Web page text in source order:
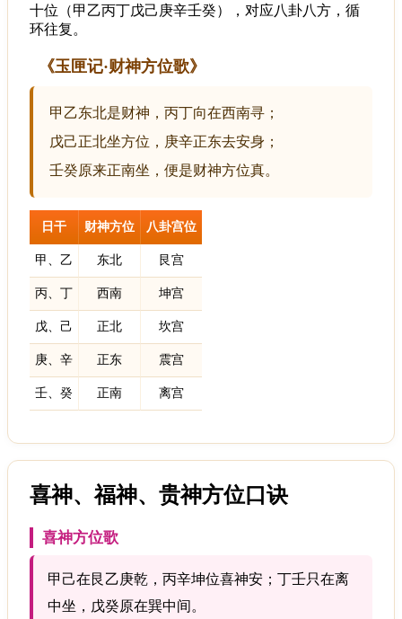
十位（甲乙丙丁戊己庚辛壬癸），对应八卦八方，循
环往复。
《玉匣记·财神方位歌》
甲乙东北是财神，丙丁向在西南寻；
戊己正北坐方位，庚辛正东去安身；
壬癸原来正南坐，便是财神方位真。
日干 财神方位 八卦宫位
甲、乙 东北 艮宫
丙、丁 西南 坤宫
戊、己 正北 坎宫
庚、辛 正东 震宫
壬、癸 正南 离宫
喜神、福神、贵神方位口诀
喜神方位歌
甲己在艮乙庚乾，丙辛坤位喜神安；丁壬只在离
中坐，戊癸原在巽中间。